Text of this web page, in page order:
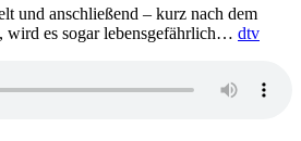
und anschließend – kurz nach dem
wird es sogar lebensgefährlich… dtv